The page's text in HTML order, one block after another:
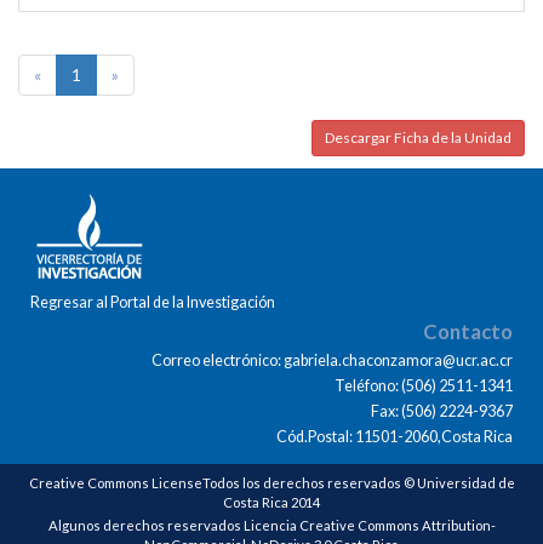
« 1 »
Descargar Ficha de la Unidad
Regresar al Portal de la Investigación
Contacto
Correo electrónico: gabriela.chaconzamora@ucr.ac.cr
Teléfono: (506) 2511-1341
Fax: (506) 2224-9367
Cód.Postal: 11501-2060,Costa Rica
Creative Commons LicenseTodos los derechos reservados © Universidad de
Costa Rica 2014
Algunos derechos reservados Licencia Creative Commons Attribution-